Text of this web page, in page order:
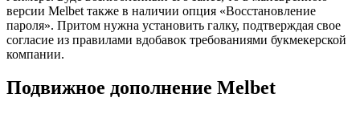
версии Melbet также в наличии опция «Восстановление
пароля». Притом нужна установить галку, подтверждая свое
согласие из правилами вдобавок требованиями букмекерской
компании.
Подвижное дополнение Melbet